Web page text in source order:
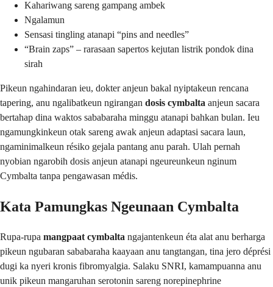
Kahariwang sareng gampang ambek
Ngalamun
Sensasi tingling atanapi “pins and needles”
“Brain zaps” – rarasaan sapertos kejutan listrik pondok dina
sirah
Pikeun ngahindaran ieu, dokter anjeun bakal nyiptakeun rencana
tapering, anu ngalibatkeun ngirangan dosis cymbalta anjeun sacara
bertahap dina waktos sababaraha minggu atanapi bahkan bulan. Ieu
ngamungkinkeun otak sareng awak anjeun adaptasi sacara laun,
ngaminimalkeun résiko gejala pantang anu parah. Ulah pernah
nyobian ngarobih dosis anjeun atanapi ngeureunkeun nginum
Cymbalta tanpa pengawasan médis.
Kata Pamungkas Ngeunaan Cymbalta
Rupa-rupa mangpaat cymbalta ngajantenkeun éta alat anu berharga
pikeun ngubaran sababaraha kaayaan anu tangtangan, tina jero déprési
dugi ka nyeri kronis fibromyalgia. Salaku SNRI, kamampuanna anu
unik pikeun mangaruhan serotonin sareng norepinephrine